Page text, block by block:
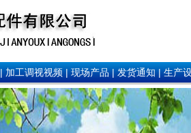
加工调视视频|现场产品|发货通知|生产